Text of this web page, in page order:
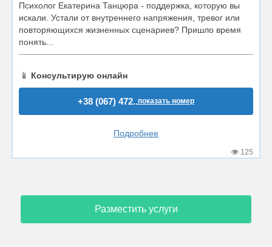
Психолог Екатерина Танцюра - поддержка, которую вы
искали. Устали от внутреннего напряжения, тревог или
повторяющихся жизненных сценариев? Пришло время
понять...
📱 Консультирую онлайн
+38 (067) 472..показать номер
Подробнее
125
Разместить услуги